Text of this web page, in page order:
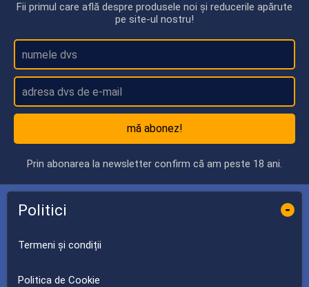
Fii primul care află despre produsele noi și reducerile apărute
pe site-ul nostru!
mă abonez!
Prin abonarea la newsletter confirm că am peste 18 ani.
Politici -
Termeni și condiții
Politica de Cookie